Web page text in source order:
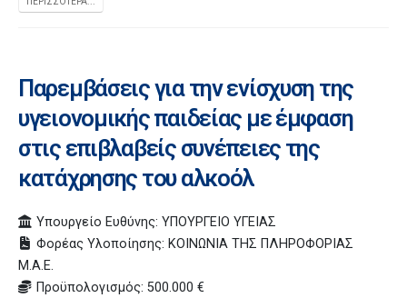
Παρεμβάσεις για την ενίσχυση της
υγειονομικής παιδείας με έμφαση
στις επιβλαβείς συνέπειες της
κατάχρησης του αλκοόλ
Υπουργείο Ευθύνης: ΥΠΟΥΡΓΕΙΟ ΥΓΕΙΑΣ
Φορέας Υλοποίησης: ΚΟΙΝΩΝΙΑ ΤΗΣ ΠΛΗΡΟΦΟΡΙΑΣ
Μ.Α.Ε.
Προϋπολογισμός: 500.000 €